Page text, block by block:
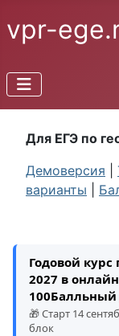
vpr-
Для ЕГЭ по
Демоверсия
варианты
Годовой курс
2027 в
100Балльный
🎁 Старт 14
блок